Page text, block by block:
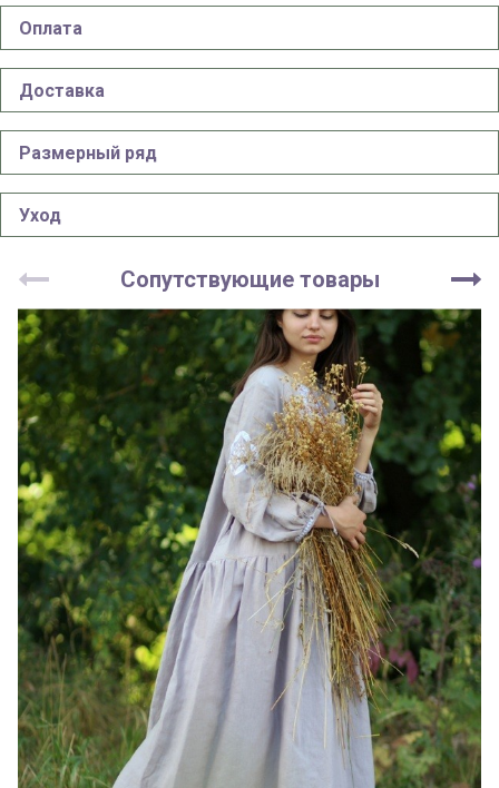
Оплата
Доставка
Размерный ряд
Уход
Сопутствующие товары